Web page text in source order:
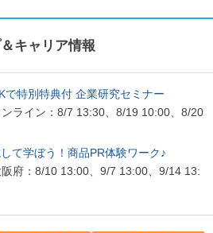
キャリア情報
で特別特典付 企業研究セミナー
ンライン：8/7 13:30、8/19 10:00、8/20
て学ぼう！商品PR体験ワーク♪
阪府：8/10 13:00、9/7 13:00、9/14 13: